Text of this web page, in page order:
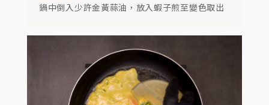
鍋中倒入少許金黃蒜油，放入蝦子煎至變色取出
06